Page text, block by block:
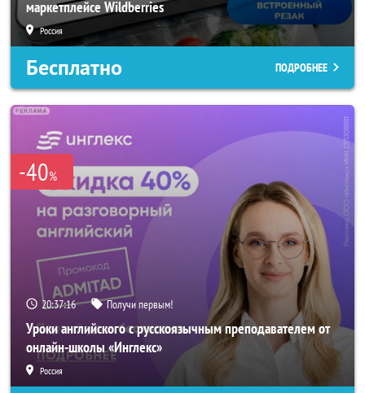
маркетплейсе Wildberries
Россия
Бесплатно ПОДРОБНЕЕ
-40%
20:37:14 Получи первым!
Уроки английского с русскоязычным преподавателем от
онлайн-школы «Инглекс»
Россия